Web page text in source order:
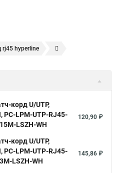
rj45 hyperline
корд U/UTP,
PC-LPM-UTP-RJ45-
LSZH-WH
120,90 ₽
корд U/UTP,
PC-LPM-UTP-RJ45-
LSZH-WH
145,86 ₽